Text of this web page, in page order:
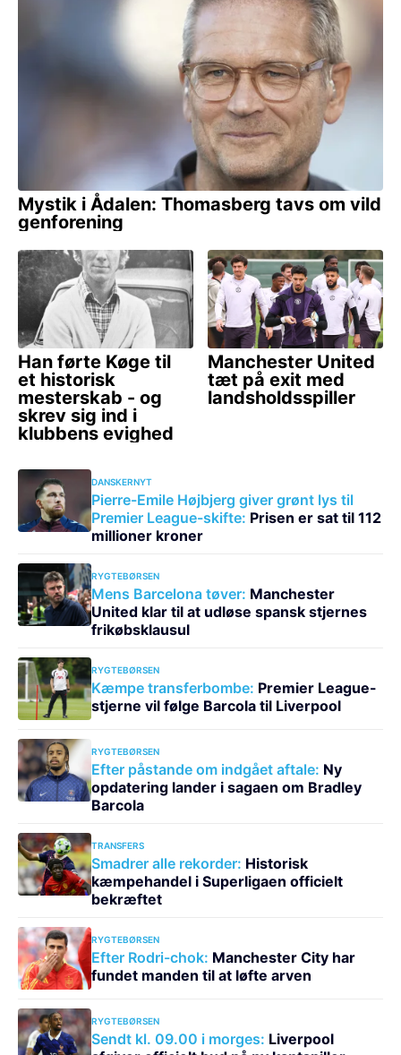
DANSKERNYT
Pierre-Emile Højbjerg giver grønt lys til
Premier League-skifte: Prisen er sat til 112
millioner kroner
RYGTEBØRSEN
Mens Barcelona tøver: Manchester
United klar til at udløse spansk stjernes
frikøbsklausul
RYGTEBØRSEN
Kæmpe transferbombe: Premier League-
stjerne vil følge Barcola til Liverpool
RYGTEBØRSEN
Efter påstande om indgået aftale: Ny
opdatering lander i sagaen om Bradley
Barcola
TRANSFERS
Smadrer alle rekorder: Historisk
kæmpehandel i Superligaen officielt
bekræftet
RYGTEBØRSEN
Efter Rodri-chok: Manchester City har
fundet manden til at løfte arven
RYGTEBØRSEN
Sendt kl. 09.00 i morges: Liverpool